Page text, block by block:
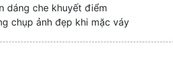
dáng che khuyết điểm
chụp ảnh đẹp khi mặc váy